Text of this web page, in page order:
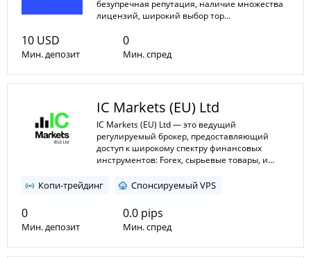
безупречная репутация, наличие множества
лицензий, широкий выбор тор...
10 USD
Мин. депозит
0
Мин. спред
Макс. плечо
IC Markets (EU) Ltd
IC Markets (EU) Ltd — это ведущий
регулируемый брокер, предоставляющий
доступ к широкому спектру финансовых
инструментов: Forex, сырьевые товары, и...
Копи-трейдинг Спонсируемый VPS
0
Мин. депозит
0.0 pips
Мин. спред